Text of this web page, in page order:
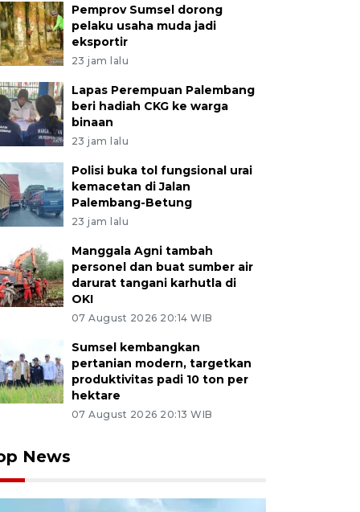
Pemprov Sumsel dorong
pelaku usaha muda jadi
eksportir
23 jam lalu
Lapas Perempuan Palembang
beri hadiah CKG ke warga
binaan
23 jam lalu
Polisi buka tol fungsional urai
kemacetan di Jalan
Palembang-Betung
23 jam lalu
Manggala Agni tambah
personel dan buat sumber air
darurat tangani karhutla di
OKI
07 August 2026 20:14 WIB
Sumsel kembangkan
pertanian modern, targetkan
produktivitas padi 10 ton per
hektare
07 August 2026 20:13 WIB
News